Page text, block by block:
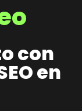
con
en